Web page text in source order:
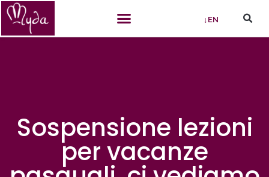
↓EN
Sospensione lezioni
per vacanze